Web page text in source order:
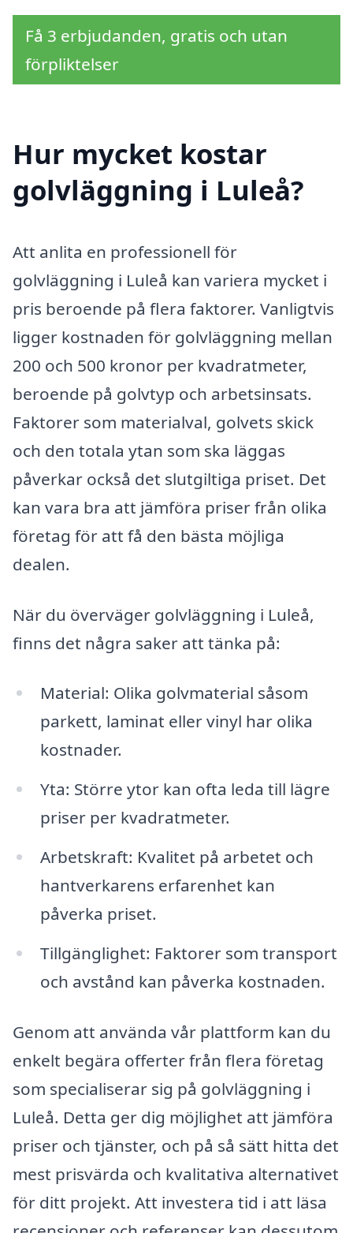
Få 3 erbjudanden, gratis och utan
förpliktelser
Hur mycket kostar
golvläggning i Luleå?
Att anlita en professionell för
golvläggning i Luleå kan variera mycket i
pris beroende på flera faktorer. Vanligtvis
ligger kostnaden för golvläggning mellan
200 och 500 kronor per kvadratmeter,
beroende på golvtyp och arbetsinsats.
Faktorer som materialval, golvets skick
och den totala ytan som ska läggas
påverkar också det slutgiltiga priset. Det
kan vara bra att jämföra priser från olika
företag för att få den bästa möjliga
dealen.
När du överväger golvläggning i Luleå,
finns det några saker att tänka på:
Material: Olika golvmaterial såsom
parkett, laminat eller vinyl har olika
kostnader.
Yta: Större ytor kan ofta leda till lägre
priser per kvadratmeter.
Arbetskraft: Kvalitet på arbetet och
hantverkarens erfarenhet kan
påverka priset.
Tillgänglighet: Faktorer som transport
och avstånd kan påverka kostnaden.
Genom att använda vår plattform kan du
enkelt begära offerter från flera företag
som specialiserar sig på golvläggning i
Luleå. Detta ger dig möjlighet att jämföra
priser och tjänster, och på så sätt hitta det
mest prisvärda och kvalitativa alternativet
för ditt projekt. Att investera tid i att läsa